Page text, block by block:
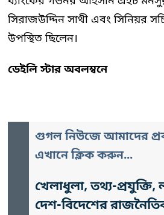
সিরাজউদ্দিন সাথী এবং সিনিয়র
উপস্থিত ছিলেন।
ডেইলি স্টার অবলম্বনে
গুগল নিউজে আমাদের
এখানে ক্লিক করুন...
খেলাধুলা, তথ্য-প্রযুক্তি,
দেশ-বিদেশের